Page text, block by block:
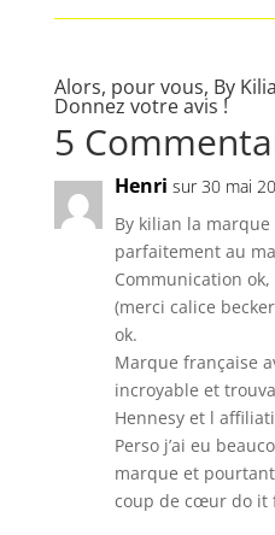
Alors, pour vous, By
Donnez votre avis !
5
Henri sur 30 mai
By kilian la
parfaitement au
Communication
(merci calice
ok.
Marque française
incroyable et
Hennesy et l
Perso j’ai eu
marque et
coup de cœur do it